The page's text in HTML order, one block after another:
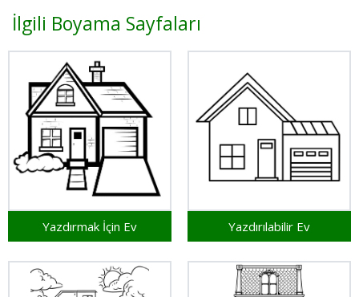
İlgili Boyama Sayfaları
Yazdırmak İçin Ev Yazdırılabilir Ev